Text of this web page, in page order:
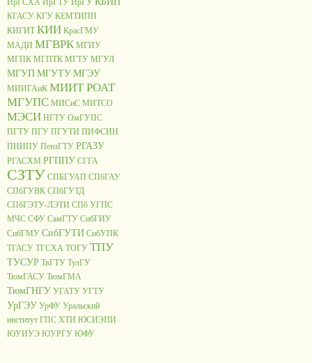
ИрГСХА ИрГТУ ИрГУ
КГАСУ КГУ КЕМТИПП
КИГИТ КИИ КрасГМУ
МАДИ МГВРК МГИУ
МГПК МГПТК МГТУ МГУЛ
МГУПМГУТУМГЭУ
МИИГАиК МИИТ РОАТ
МГУПС МИСиС МИТСО
МЭСИ НГТУ ОмГУПС
ПГТУ ПГУ ПГУТИ ПИФСИН
ПНИПУ ПензГТУ РГАЗУ
РГАСХМ РГППУ СГГА
СЗТУ СПБГУАП СПбГАУ
СПбГУВК СПбГУТД
СПбГЭТУ-ЛЭТИ СПб УГПС
МЧС СФУ СамГТУ СибГИУ
СибГМУ СибГУТИ СибУПК
ТГАСУ ТГСХА ТОГУ ТПУ
ТУСУР ТвГТУ ТулГУ
ТюмГАСУ ТюмГМА
ТюмГНГУ УГАТУ УГТУ
УрГЭУ УрФУ Уральский
институт ГПС ХТИ ЮСИЭПИ
ЮУИУЭ ЮУРГУ ЮФУ